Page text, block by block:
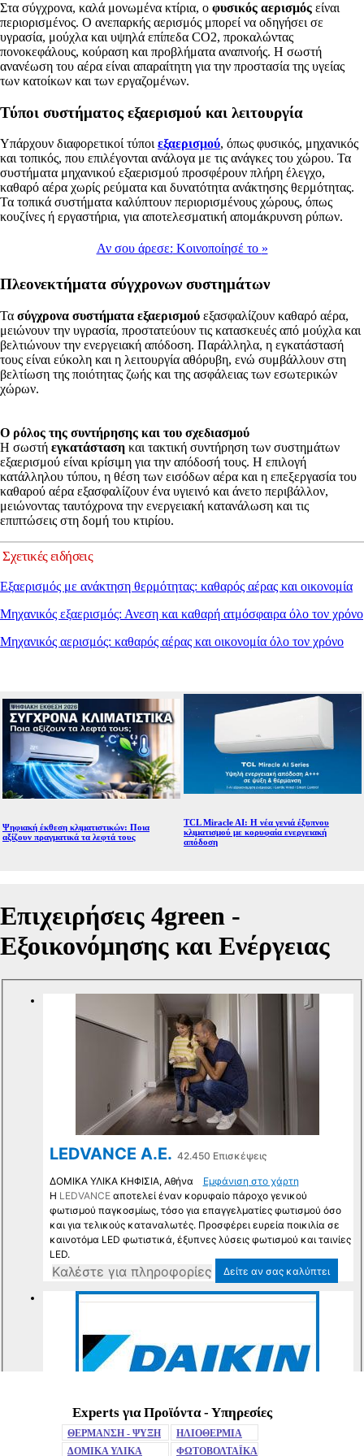
Στα σύγχρονα, καλά μονωμένα κτίρια, ο φυσικός αερισμός είναι
περιορισμένος. Ο ανεπαρκής αερισμός μπορεί να οδηγήσει σε
υγρασία, μούχλα και υψηλά επίπεδα CO2, προκαλώντας
πονοκεφάλους, κούραση και προβλήματα αναπνοής. Η σωστή
ανανέωση του αέρα είναι απαραίτητη για την προστασία της υγείας
των κατοίκων και των εργαζομένων.
Τύποι συστήματος εξαερισμού και λειτουργία
Υπάρχουν διαφορετικοί τύποιεξαερισμού, όπως φυσικός, μηχανικός
και τοπικός, που επιλέγονται ανάλογα με τις ανάγκες του χώρου. Τα
συστήματα μηχανικού εξαερισμού προσφέρουν πλήρη έλεγχο,
καθαρό αέρα χωρίς ρεύματα και δυνατότητα ανάκτησης θερμότητας.
Τα τοπικά συστήματα καλύπτουν περιορισμένους χώρους, όπως
κουζίνες ή εργαστήρια, για αποτελεσματική απομάκρυνση ρύπων.
Αν σου άρεσε: Κοινοποίησέ το »
Πλεονεκτήματα σύγχρονων συστημάτων
Τα σύγχρονα συστήματα εξαερισμού εξασφαλίζουν καθαρό αέρα,
μειώνουν την υγρασία, προστατεύουν τις κατασκευές από μούχλα και
βελτιώνουν την ενεργειακή απόδοση. Παράλληλα, η εγκατάστασή
τους είναι εύκολη και η λειτουργία αθόρυβη, ενώ συμβάλλουν στη
βελτίωση της ποιότητας ζωής και της ασφάλειας των εσωτερικών
χώρων.
Ο ρόλος της συντήρησης και του σχεδιασμού
Η σωστή εγκατάσταση και τακτική συντήρηση των συστημάτων
εξαερισμού είναι κρίσιμη για την απόδοσή τους. Η επιλογή
κατάλληλου τύπου, η θέση των εισόδων αέρα και η επεξεργασία του
καθαρού αέρα εξασφαλίζουν ένα υγιεινό και άνετο περιβάλλον,
μειώνοντας ταυτόχρονα την ενεργειακή κατανάλωση και τις
επιπτώσεις στη δομή του κτιρίου.
Σχετικές ειδήσεις
Εξαερισμός με ανάκτηση θερμότητας: καθαρός αέρας και οικονομία
Μηχανικός εξαερισμός: Ανεση και καθαρή ατμόσφαιρα όλο τον χρόνο
Μηχανικός αερισμός: καθαρός αέρας και οικονομία όλο τον χρόνο
Ψηφιακή έκθεση κλιματιστικών: Ποια
αξίζουν πραγματικά τα λεφτά τους
TCL Miracle AI: Η νέα γενιά έξυπνου
κλιματισμού με κορυφαία ενεργειακή
απόδοση
MuteExperts για Προϊόντα - Υπηρεσίες
ΘΕΡΜΑΝΣΗ - ΨΥΞΗ
ΗΛΙΟΘΕΡΜΙΑ
ΔΟΜΙΚΑ ΥΛΙΚΑ
ΦΩΤΟΒΟΛΤΑΪΚΑ